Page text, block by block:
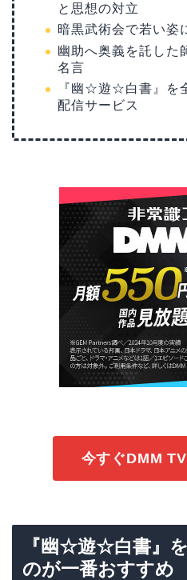
と思想の対立
暗黒武術会で若い姿
幽助へ奥義を託した
名言
『幽☆遊☆白書』を
配信サービス
今すぐDMM
『幽☆遊☆白書』
のが一番おすすめ